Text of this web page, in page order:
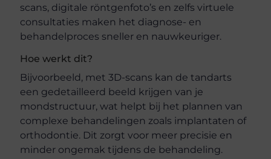
scans, digitale röntgenfoto’s en zelfs virtuele
consultaties maken het diagnose- en
behandelproces sneller en nauwkeuriger.
Hoe werkt dit?
Bijvoorbeeld, met 3D-scans kan de tandarts
een gedetailleerd beeld krijgen van je
mondstructuur, wat helpt bij het plannen van
complexe behandelingen zoals implantaten of
orthodontie. Dit zorgt voor meer precisie en
minder ongemak tijdens de behandeling.